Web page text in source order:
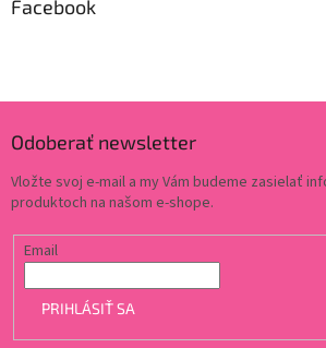
Facebook
Odoberať newsletter
Vložte svoj e-mail a my Vám budeme zasielať
produktoch na našom e-shope.
Email
PRIHLÁSIŤ SA